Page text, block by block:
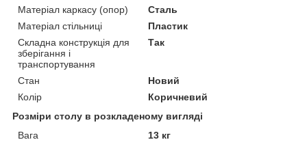
Матеріал каркасу (опор)
Сталь
Матеріал стільниці
Пластик
Складна конструкція для
зберігання і
транспортування
Так
Стан
Новий
Колір
Коричневий
Розміри столу в розкладеному вигляді
Вага
13 кг